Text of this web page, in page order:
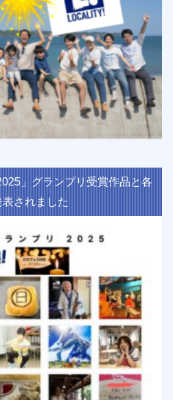
」グランプリ受賞作品と各
表されました